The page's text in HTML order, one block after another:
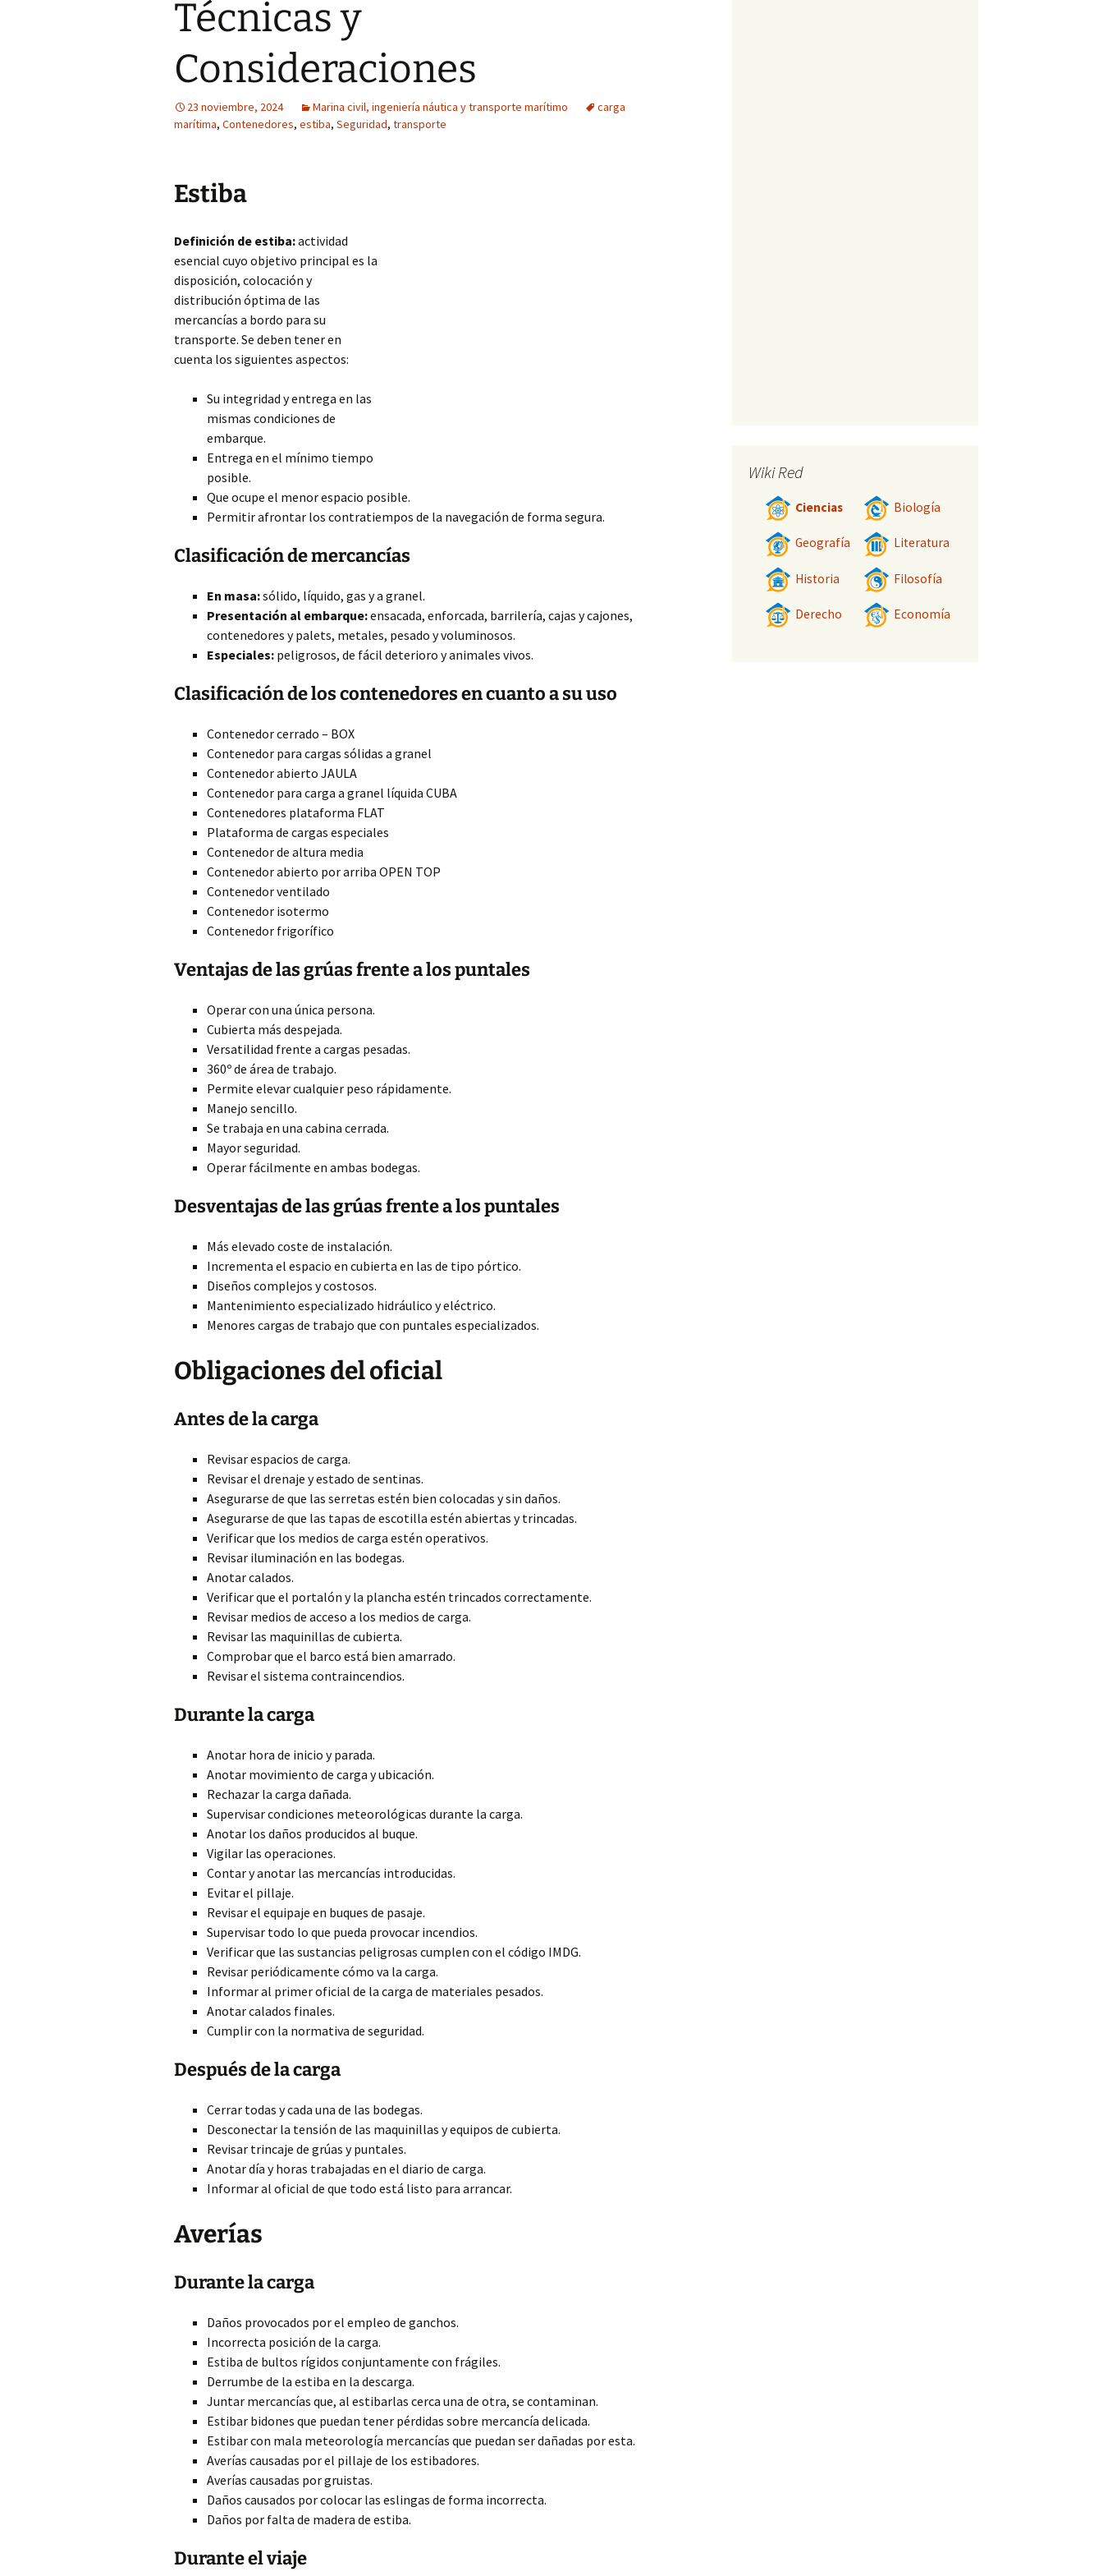
Técnicas y
Consideraciones
23 noviembre, 2024 Marina civil, ingeniería náutica y transporte marítimo
carga
marítima, Contenedores, estiba, Seguridad, transporte
Estiba
Definición de estiba:actividad
esencial cuyo objetivo principal es la
disposición, colocación y
distribución óptima de las
mercancías a bordo para su
transporte. Se deben tener en
cuenta los siguientes aspectos:
Su integridad y entrega en las
mismas condiciones de
embarque.
Entrega en el mínimo tiempo
posible.
Que ocupe el menor espacio posible.
Permitir afrontar los contratiempos de la navegación de forma segura.
Clasificación de mercancías
En masa:sólido, líquido, gas y a granel.
Presentación al embarque:ensacada, enforcada, barrilería, cajas y cajones,
contenedores y palets, metales, pesado y voluminosos.
Especiales: peligrosos, de fácil deterioro y animales vivos.
Clasificación de los contenedores en cuanto a su uso
Contenedor cerrado – BOX
Contenedor para cargas sólidas a granel
Contenedor abierto JAULA
Contenedor para carga a granel líquida CUBA
Contenedores plataforma FLAT
Plataforma de cargas especiales
Contenedor de altura media
Contenedor abierto por arriba OPEN TOP
Contenedor ventilado
Contenedor isotermo
Contenedor frigorífico
Ventajas de las grúas frente a los puntales
Operar con una única persona.
Cubierta más despejada.
Versatilidad frente a cargas pesadas.
360º de área de trabajo.
Permite elevar cualquier peso rápidamente.
Manejo sencillo.
Se trabaja en una cabina cerrada.
Mayor seguridad.
Operar fácilmente en ambas bodegas.
Desventajas de las grúas frente a los puntales
Más elevado coste de instalación.
Incrementa el espacio en cubierta en las de tipo pórtico.
Diseños complejos y costosos.
Mantenimiento especializado hidráulico y eléctrico.
Menores cargas de trabajo que con puntales especializados.
Obligaciones del oficial
Antes de la carga
Revisar espacios de carga.
Revisar el drenaje y estado de sentinas.
Asegurarse de que las serretas estén bien colocadas y sin daños.
Asegurarse de que las tapas de escotilla estén abiertas y trincadas.
Verificar que los medios de carga estén operativos.
Revisar iluminación en las bodegas.
Anotar calados.
Verificar que el portalón y la plancha estén trincados correctamente.
Revisar medios de acceso a los medios de carga.
Revisar las maquinillas de cubierta.
Comprobar que el barco está bien amarrado.
Revisar el sistema contraincendios.
Durante la carga
Anotar hora de inicio y parada.
Anotar movimiento de carga y ubicación.
Rechazar la carga dañada.
Supervisar condiciones meteorológicas durante la carga.
Anotar los daños producidos al buque.
Vigilar las operaciones.
Contar y anotar las mercancías introducidas.
Evitar el pillaje.
Revisar el equipaje en buques de pasaje.
Supervisar todo lo que pueda provocar incendios.
Verificar que las sustancias peligrosas cumplen con el código IMDG.
Revisar periódicamente cómo va la carga.
Informar al primer oficial de la carga de materiales pesados.
Anotar calados finales.
Cumplir con la normativa de seguridad.
Después de la carga
Cerrar todas y cada una de las bodegas.
Desconectar la tensión de las maquinillas y equipos de cubierta.
Revisar trincaje de grúas y puntales.
Anotar día y horas trabajadas en el diario de carga.
Informar al oficial de que todo está listo para arrancar.
Averías
Durante la carga
Daños provocados por el empleo de ganchos.
Incorrecta posición de la carga.
Estiba de bultos rígidos conjuntamente con frágiles.
Derrumbe de la estiba en la descarga.
Juntar mercancías que, al estibarlas cerca una de otra, se contaminan.
Estibar bidones que puedan tener pérdidas sobre mercancía delicada.
Estibar con mala meteorología mercancías que puedan ser dañadas por esta.
Averías causadas por el pillaje de los estibadores.
Averías causadas por gruistas.
Daños causados por colocar las eslingas de forma incorrecta.
Daños por falta de madera de estiba.
Durante el viaje
Wiki Red
Ciencias Biología
Geografía Literatura
Historia Filosofía
Derecho Economía